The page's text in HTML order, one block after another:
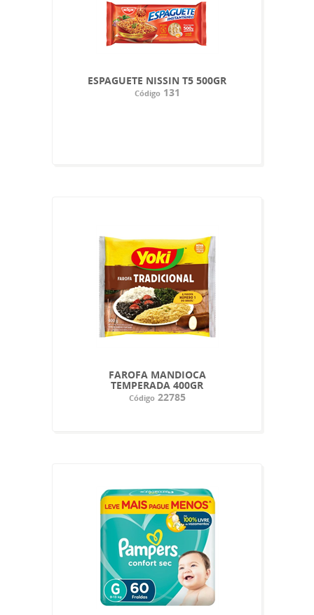
ESPAGUETE NISSIN T5 500GR
Código131
FAROFA MANDIOCA
TEMPERADA 400GR
Código22785